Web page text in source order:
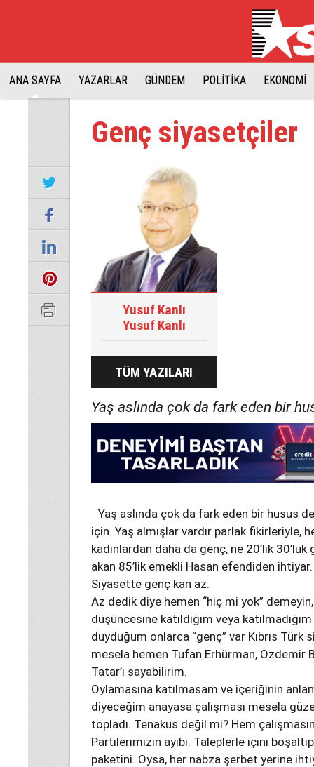
ANA SAYFA YAZARLAR GÜNDEM POLİTİKA EKONOMİ
Genç siyasetçiler
Yusuf Kanlı
Yusuf Kanlı
TÜM YAZILARI
Yaş aslında çok da fark eden bir
Yaş aslında çok da fark eden bir husus
için. Yaş almışlar vardır parlak fikirleriyle,
kadınlardan daha da genç, ne 20’lik
akan 85’lik emekli Hasan efendiden ihtiyar.
Siyasette genç kan az.
Az dedik diye hemen “hiç mi yok”
düşüncesine katıldığım veya
duyduğum onlarca “genç” var Kıbrıs Türk
mesela hemen Tufan Erhürman, Özdemir
Tatar’ı sayabilirim.
Oylamasına katılmasam ve içeriğinin
diyeceğim anayasa çalışması mesela
topladı. Tenakus değil mi? Hem
Partilerimizin ayıbı. Taleplerle içini
paketini. Oysa, her nabza şerbet yerine